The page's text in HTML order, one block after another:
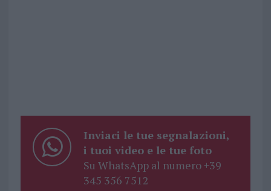
Inviaci le tue segnalazioni,
i tuoi video e le tue foto
Su WhatsApp al numero +39
345 356 7512